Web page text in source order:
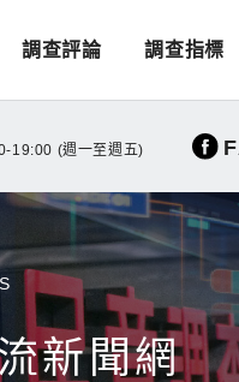
調查評論 調查指標
19:00 (週一至週五)
新聞網